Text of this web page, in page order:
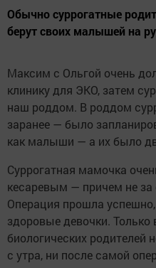
Обычно суррогатные
берут своих малышей на
Максим с Ольгой очень
клинику для ЭКО, затем
наш роддом. В роддом
заранее — было
как малыши — а их было
Суррогатная мамочка
кесаревым — причем не
Операция прошла
здоровые девочки. Только
биологических родителей
с утра, ни после самой